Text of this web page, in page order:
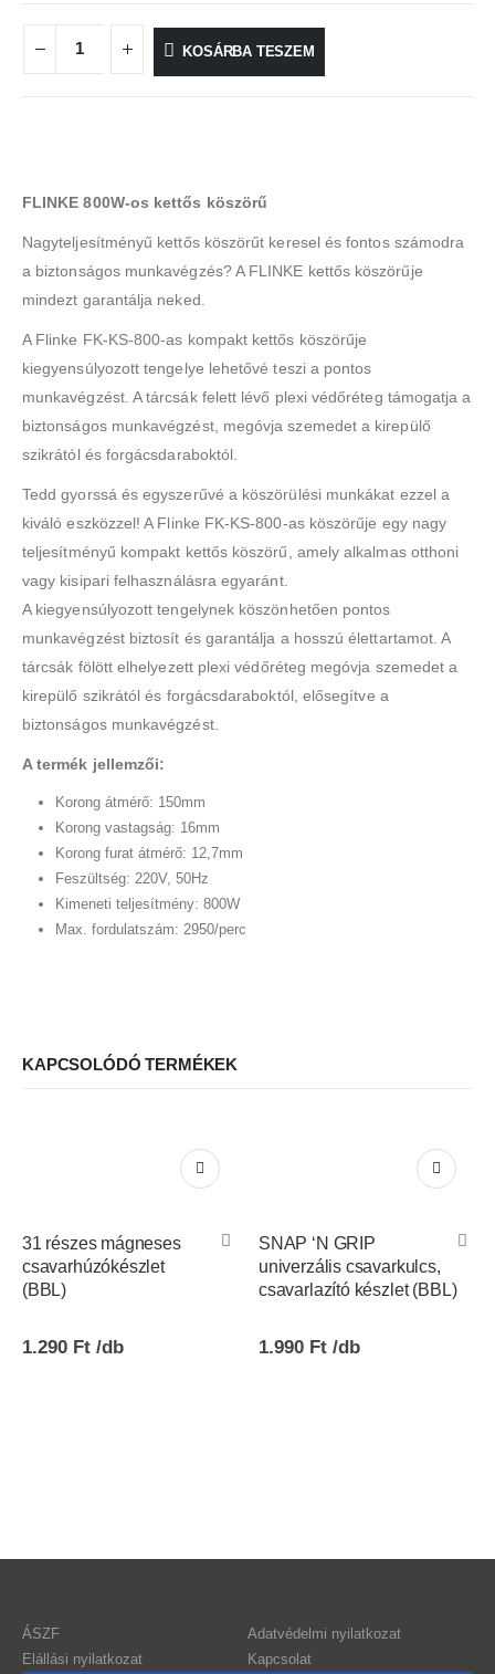
KOSÁRBA TESZEM
FLINKE 800W-os kettős köszörű
Nagyteljesítményű kettős köszörűt keresel és fontos számodra
a biztonságos munkavégzés? A FLINKE kettős köszörűje
mindezt garantálja neked.
A Flinke FK-KS-800-as kompakt kettős köszörűje
kiegyensúlyozott tengelye lehetővé teszi a pontos
munkavégzést. A tárcsák felett lévő plexi védőréteg támogatja a
biztonságos munkavégzést, megóvja szemedet a kirepülő
szikrától és forgácsdaraboktól.
Tedd gyorssá és egyszerűvé a köszörülési munkákat ezzel a
kiváló eszközzel! A Flinke FK-KS-800-as köszörűje egy nagy
teljesítményű kompakt kettős köszörű, amely alkalmas otthoni
vagy kisipari felhasználásra egyaránt.
A kiegyensúlyozott tengelynek köszönhetően pontos
munkavégzést biztosít és garantálja a hosszú élettartamot. A
tárcsák fölött elhelyezett plexi védőréteg megóvja szemedet a
kirepülő szikrától és forgácsdaraboktól, elősegítve a
biztonságos munkavégzést.
A termék jellemzői:
Korong átmérő: 150mm
Korong vastagság: 16mm
Korong furat átmérő: 12,7mm
Feszültség: 220V, 50Hz
Kimeneti teljesítmény: 800W
Max. fordulatszám: 2950/perc
KAPCSOLÓDÓ TERMÉKEK
31 részes mágneses
csavarhúzókészlet
(BBL)
1.290 Ft
SNAP ‘N GRIP
univerzális csavarkulcs,
csavarlazító készlet (BBL)
1.990 Ft
ÁSZF
Adatvédelmi nyilatkozat
Elállási nyilatkozat
Kapcsolat